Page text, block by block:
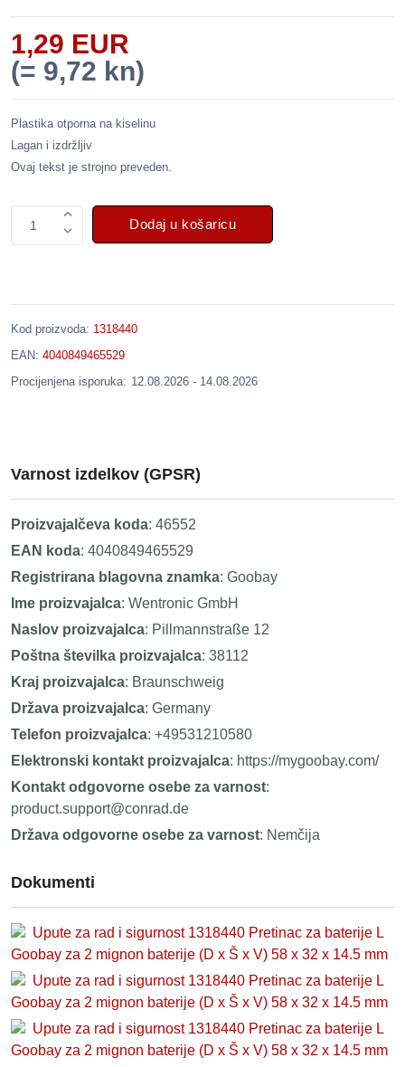
1,29 EUR
(= 9,72 kn)
Plastika otporna na kiselinu
Lagan i izdržljiv
Ovaj tekst je strojno preveden.
1 Dodaj u košaricu
Kod proizvoda: 1318440
EAN: 4040849465529
Procijenjena isporuka: 12.08.2026 - 14.08.2026
Varnost izdelkov (GPSR)
Proizvajalčeva koda: 46552
EAN koda: 4040849465529
Registrirana blagovna znamka: Goobay
Ime proizvajalca: Wentronic GmbH
Naslov proizvajalca: Pillmannstraße 12
Poštna številka proizvajalca: 38112
Kraj proizvajalca: Braunschweig
Država proizvajalca: Germany
Telefon proizvajalca: +49531210580
Elektronski kontakt proizvajalca: https://mygoobay.com/
Kontakt odgovorne osebe za varnost:
product.support@conrad.de
Država odgovorne osebe za varnost: Nemčija
Dokumenti
Upute za rad i sigurnost 1318440 Pretinac za baterije L
Goobay za 2 mignon baterije (D x Š x V) 58 x 32 x 14.5 mm
Upute za rad i sigurnost 1318440 Pretinac za baterije L
Goobay za 2 mignon baterije (D x Š x V) 58 x 32 x 14.5 mm
Upute za rad i sigurnost 1318440 Pretinac za baterije L
Goobay za 2 mignon baterije (D x Š x V) 58 x 32 x 14.5 mm